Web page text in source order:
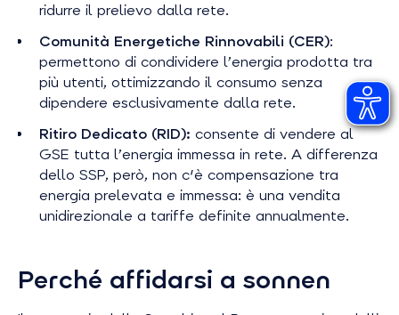
ridurre il prelievo dalla rete.
Comunità Energetiche Rinnovabili (CER):
permettono di condividere l’energia prodotta tra
più utenti, ottimizzando il consumo senza
dipendere esclusivamente dalla rete.
Ritiro Dedicato (RID): consente di vendere al
GSE tutta l’energia immessa in rete. A differenza
dello SSP, però, non c'è compensazione tra
energia prelevata e immessa: è una vendita
unidirezionale a tariffe definite annualmente.
Perché affidarsi a sonnen